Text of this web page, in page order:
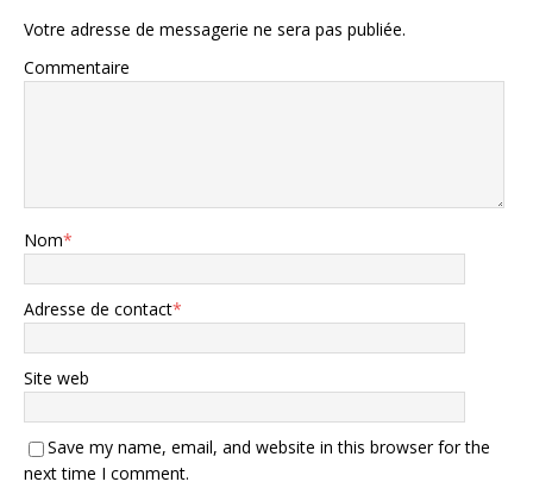
Votre adresse de messagerie ne sera pas publiée.
Commentaire
Nom*
Adresse de contact*
Site web
Save my name, email, and website in this browser for the
next time I comment.